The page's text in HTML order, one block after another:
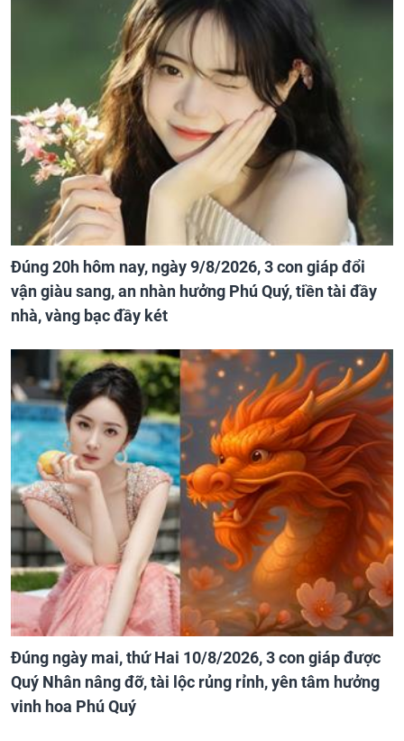
Đúng 20h hôm nay, ngày 9/8/2026, 3 con giáp đổi
vận giàu sang, an nhàn hưởng Phú Quý, tiền tài đầy
nhà, vàng bạc đầy két
Đúng ngày mai, thứ Hai 10/8/2026, 3 con giáp được
Quý Nhân nâng đỡ, tài lộc rủng rỉnh, yên tâm hưởng
vinh hoa Phú Quý